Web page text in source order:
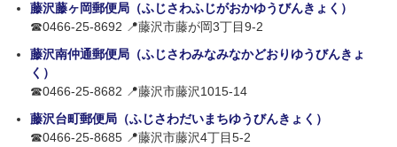
藤沢藤ヶ岡郵便局（ふじさわふじがおかゆうびんきょく）
☎0466-25-8692 📍藤沢市藤が岡3丁目9-2
藤沢南仲通郵便局（ふじさわみなみなかどおりゆうびんきょ
く）
☎0466-25-8682 📍藤沢市藤沢1015-14
藤沢台町郵便局（ふじさわだいまちゆうびんきょく）
☎0466-25-8685 📍藤沢市藤沢4丁目5-2